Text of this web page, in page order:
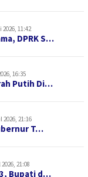
2026, 11:42
DPRK S…
16:35
Putih Di…
2026, 21:16
T…
21:08
Bupati d…